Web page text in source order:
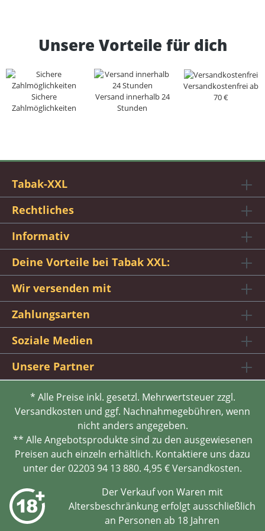
Unsere Vorteile für dich
Sichere
Zahlmöglichkeiten
Versand innerhalb 24
Stunden
Versandkostenfrei ab
70 €
Tabak-XXL
Rechtliches
Informativ
Deine Vorteile bei Tabak XXL:
Wir versenden mit
Zahlungsarten
Soziale Medien
Unsere Partner
* Alle Preise inkl. gesetzl. Mehrwertsteuer zzgl.
Versandkosten und ggf. Nachnahmegebühren, wenn
nicht anders angegeben.
** Alle Angebotsprodukte sind zu den ausgewiesenen
Preisen auch einzeln erhältlich. Kontaktiere uns dazu
unter der 02203 94 13 880. 4,95 € Versandkosten.
Der Verkauf von Waren mit
Altersbeschränkung erfolgt ausschließlich
an Personen ab 18 Jahren